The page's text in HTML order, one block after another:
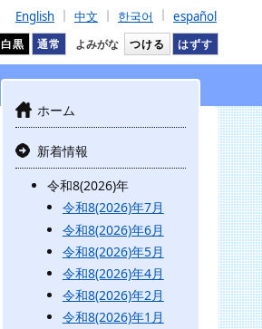
English 中文 한국어 español
白黒 通常 よみがな つける はずす
ホーム
新着情報
令和8(2026)年
令和8(2026)年7月
令和8(2026)年6月
令和8(2026)年5月
令和8(2026)年4月
令和8(2026)年2月
令和8(2026)年1月